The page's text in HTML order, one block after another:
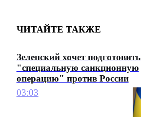
ЧИТАЙТЕ ТАКЖЕ
Зеленский хочет подготовить
"специальную санкционную
операцию" против России
03:03